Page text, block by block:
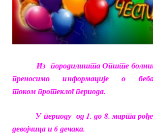
Из породилишта Опште
преносимо информације о
током протеклог периода.
Упериоду од 1. до 8. марта
девојчица и 6 дечака.